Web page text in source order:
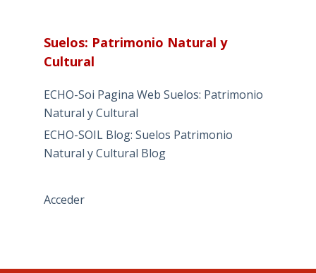
Suelos: Patrimonio Natural y
Cultural
ECHO-Soi Pagina Web Suelos: Patrimonio
Natural y Cultural
ECHO-SOIL Blog: Suelos Patrimonio
Natural y Cultural Blog
Acceder